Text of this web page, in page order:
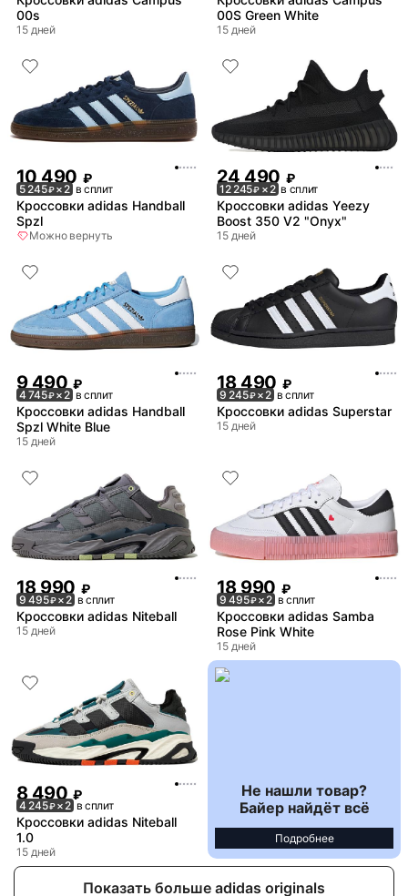
00s
15 дней
00S Green White
15 дней
10 490 ₽
5 245₽× 2 в сплит
Кроссовки adidas Handball
Spzl
Можно вернуть
24 490 ₽
12 245₽ × 2 в сплит
Кроссовки adidas Yeezy
Boost 350 V2 "Onyx"
15 дней
9 490 ₽
4 745₽× 2 в сплит
Кроссовки adidas Handball
Spzl White Blue
15 дней
18 490 ₽
9 245₽× 2 в сплит
Кроссовки adidas Superstar
15 дней
18 990 ₽
9 495₽× 2 в сплит
Кроссовки adidas Niteball
15 дней
18 990 ₽
9 495₽× 2 в сплит
Кроссовки adidas Samba
Rose Pink White
15 дней
8 490 ₽
4 245₽× 2 в сплит
Кроссовки adidas Niteball
1.0
15 дней
Не нашли товар?
Байер найдёт всё
Подробнее
Показать больше adidas originals